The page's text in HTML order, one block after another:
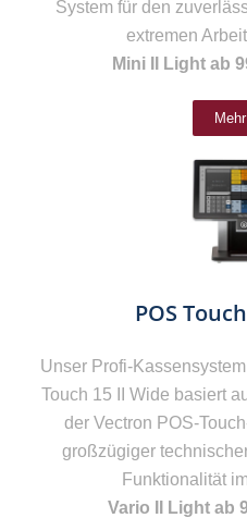
System für den
extremen
Mini II Light ab
POS
Unser Profi-
Touch 15 II Wide basiert
der Vectron POS-
großzügiger
Funktionalität
Vario II Light ab